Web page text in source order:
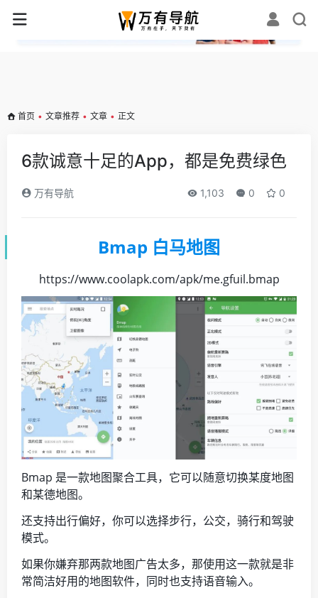
✕
首页 • 文章推荐 • 文章 • 正文
6款诚意十足的App，都是免费绿色
万有导航 1,103 0 0
Bmap 白马地图
https://www.coolapk.com/apk/me.gfuil.bmap
Bmap 是一款地图聚合工具，它可以随意切换某度地图
和某德地图。
还支持出行偏好，你可以选择步行，公交，骑行和驾驶
模式。
如果你嫌弃那两款地图广告太多，那使用这一款就是非
常简洁好用的地图软件，同时也支持语音输入。